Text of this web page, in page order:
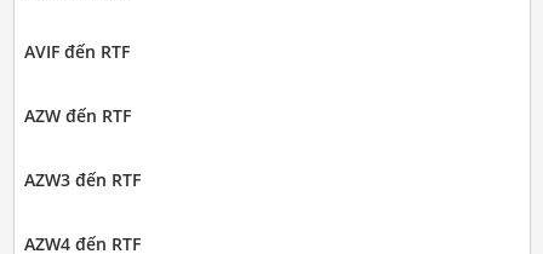
AVIF đến RTF
AZW đến RTF
AZW3 đến RTF
AZW4 đến RTF